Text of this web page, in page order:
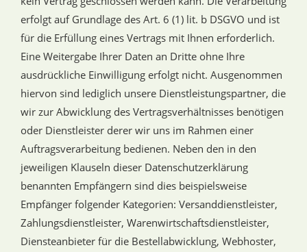
erfolgt auf Grundlage des Art. 6 (1) lit. b DSGVO und ist
für die Erfüllung eines Vertrags mit Ihnen erforderlich.
Eine Weitergabe Ihrer Daten an Dritte ohne Ihre
ausdrückliche Einwilligung erfolgt nicht. Ausgenommen
hiervon sind lediglich unsere Dienstleistungspartner, die
wir zur Abwicklung des Vertragsverhältnisses benötigen
oder Dienstleister derer wir uns im Rahmen einer
Auftragsverarbeitung bedienen. Neben den in den
jeweiligen Klauseln dieser Datenschutzerklärung
benannten Empfängern sind dies beispielsweise
Empfänger folgender Kategorien: Versanddienstleister,
Zahlungsdienstleister, Warenwirtschaftsdienstleister,
Diensteanbieter für die Bestellabwicklung, Webhoster,